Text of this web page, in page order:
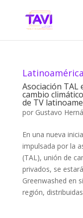
Asociación
cambio
de TV
por Gustavo
En una nueva
impulsada por la
(TAL), unión de
privados, se
Greenwashed en
región,